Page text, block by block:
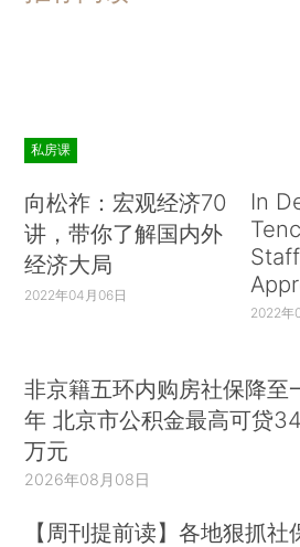
私房课
向松祚：宏观经济70
讲，带你了解国内外
经济大局
2022年04月06日
In
2022年
非京籍五环内购房社保降至
年 北京市公积金最高可贷
万元
2026年08月08日
【周刊提前读】各地狠抓社